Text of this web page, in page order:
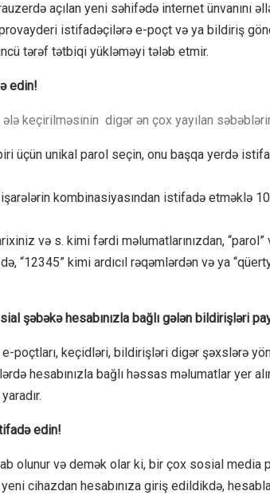
açılan yeni səhifədə internet ünvanını
istifadəçilərə e-poçt və ya bildiriş
tərəf tətbiqi yükləməyi tələb etmir.
edin!
keçirilməsinin digər ən çox yayılan
üçün unikal parol seçin, onu başqa yerdə
kombinasiyasından istifadə etməklə
və s. kimi fərdi məlumatlarınızdan,
“12345” kimi ardıcıl rəqəmlərdən və ya
şəbəkə hesabınızla bağlı gələn bildirişləri
e-poçtları, keçidləri, bildirişləri digər şəxslərə
hesabınızla bağlı həssas məlumatlar yer
edin!
olunur və demək olar ki, bir çox sosial media
cihazdan hesabınıza giriş edildikdə,